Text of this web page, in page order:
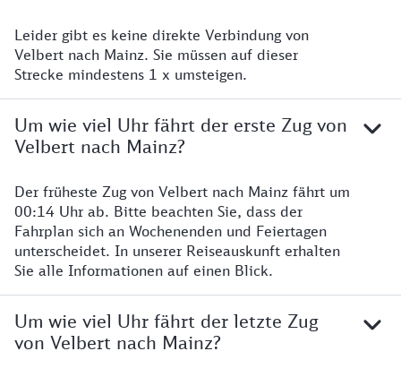
Leider gibt es keine direkte Verbindung von
Velbert nach Mainz. Sie müssen auf dieser
Strecke mindestens 1 x umsteigen.
Um wie viel Uhr fährt der erste Zug von
Velbert nach Mainz?
Der früheste Zug von Velbert nach Mainz fährt um
00:14 Uhr ab. Bitte beachten Sie, dass der
Fahrplan sich an Wochenenden und Feiertagen
unterscheidet. In unserer Reiseauskunft erhalten
Sie alle Informationen auf einen Blick.
Um wie viel Uhr fährt der letzte Zug
von Velbert nach Mainz?